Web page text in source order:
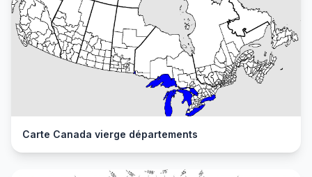
Carte Canada vierge départements